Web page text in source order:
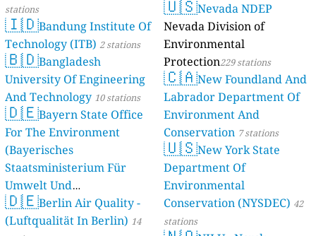
stations
🇮🇩Bandung Institute Of
Technology (ITB) 2 stations
🇧🇩Bangladesh
University Of Engineering
And Technology 10 stations
🇩🇪Bayern State Office
For The Environment
(Bayerisches
Staatsministerium Für
Umwelt Und
Verbraucherschutz) - LfU
46 stations
🇩🇪Berlin Air Quality -
(Luftqualität In Berlin) 14
🇺🇸Nevada NDEP
Nevada Division of
Environmental
Protection229 stations
🇨🇦New Foundland And
Labrador Department Of
Environment And
Conservation 7 stations
🇺🇸New York State
Department Of
Environmental
Conservation (NYSDEC) 42
stations